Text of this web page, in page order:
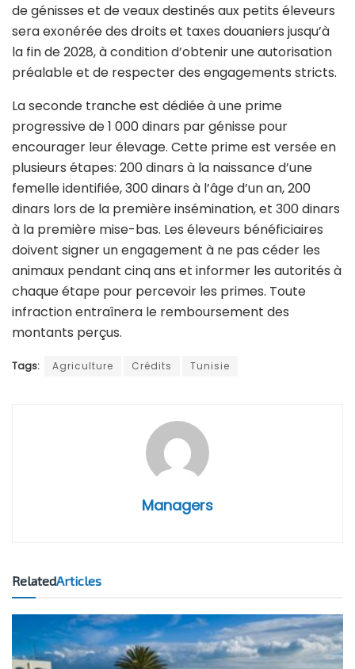
de génisses et de veaux destinés aux petits éleveurs
sera exonérée des droits et taxes douaniers jusqu’à
la fin de 2028, à condition d’obtenir une autorisation
préalable et de respecter des engagements stricts.
La seconde tranche est dédiée à une prime
progressive de 1 000 dinars par génisse pour
encourager leur élevage. Cette prime est versée en
plusieurs étapes: 200 dinars à la naissance d’une
femelle identifiée, 300 dinars à l’âge d’un an, 200
dinars lors de la première insémination, et 300 dinars
à la première mise-bas. Les éleveurs bénéficiaires
doivent signer un engagement à ne pas céder les
animaux pendant cinq ans et informer les autorités à
chaque étape pour percevoir les primes. Toute
infraction entraînera le remboursement des
montants perçus.
Tags: Agriculture Crédits Tunisie
Managers
RelatedArticles